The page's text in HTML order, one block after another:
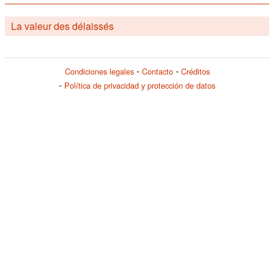
La valeur des délaissés
Condiciones legales Contacto
Créditos
Política de privacidad y protección de datos